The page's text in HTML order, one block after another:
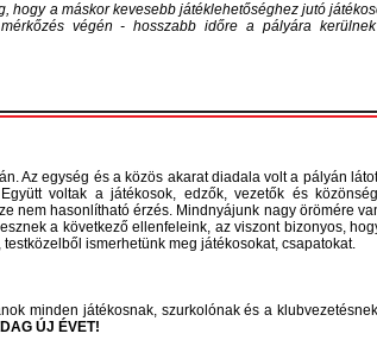
hogy a máskor kevesebb játéklehetőséghez jutó
végén - hosszabb időre a pályára
Az egység és a közös akarat diadala volt a pályán
voltak a játékosok, edzők, vezetők és
nem hasonlítható érzés. Mindnyájunk nagy örömére
a következő ellenfeleink, az viszont bizonyos,
ismerhetünk meg játékosokat, csapatokat.
minden játékosnak, szurkolónak és a
ÚJ ÉVET!